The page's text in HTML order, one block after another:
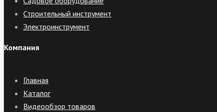
Строительный инструмент
Электроинструмент
Компания
Главная
Каталог
Видеообзор товаров